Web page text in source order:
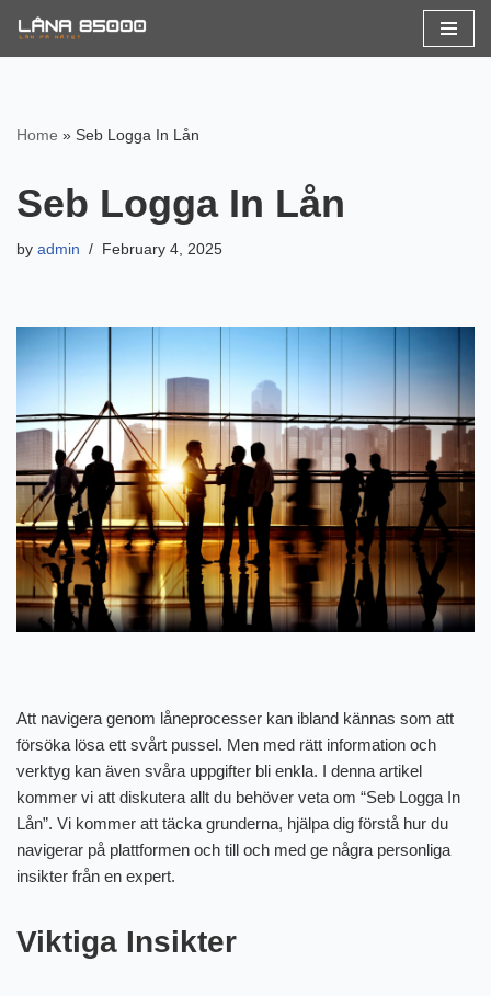
Skip
Home » Seb Logga In Lån
Seb Logga In Lån
by admin February 4, 2025
Att navigera genom låneprocesser kan ibland kännas som att
försöka lösa ett svårt pussel. Men med rätt information och
verktyg kan även svåra uppgifter bli enkla. I denna artikel
kommer vi att diskutera allt du behöver veta om “Seb Logga In
Lån”. Vi kommer att täcka grunderna, hjälpa dig förstå hur du
navigerar på plattformen och till och med ge några personliga
insikter från en expert.
Viktiga Insikter